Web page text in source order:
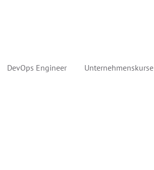
DevOps Engineer Unternehmenskurse